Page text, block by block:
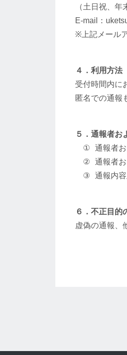
（土日祝、
E-mail：
※上記メール
４．利用方法
受付時間内に
匿名での通報
５．通報者お
通報者
通報者
通報内
６．不正目的
虚偽の通報、